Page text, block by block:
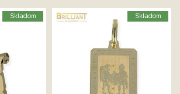
Skladom Skladom